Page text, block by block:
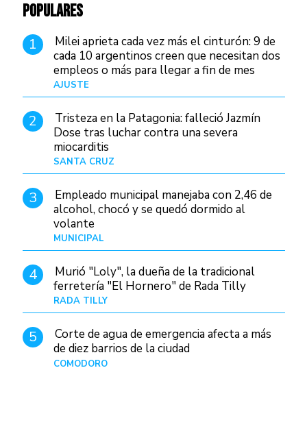
POPULARES
1
Milei aprieta cada vez más el cinturón: 9 de
cada 10 argentinos creen que necesitan dos
empleos o más para llegar a fin de mes
AJUSTE
2
Tristeza en la Patagonia: falleció Jazmín
Dose tras luchar contra una severa
miocarditis
SANTA CRUZ
3
Empleado municipal manejaba con 2,46 de
alcohol, chocó y se quedó dormido al
volante
MUNICIPAL
4
Murió "Loly", la dueña de la tradicional
ferretería "El Hornero" de Rada Tilly
RADA TILLY
5
Corte de agua de emergencia afecta a más
de diez barrios de la ciudad
COMODORO